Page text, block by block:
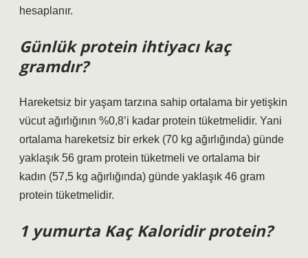
hesaplanır.
Günlük protein ihtiyacı kaç
gramdır?
Hareketsiz bir yaşam tarzına sahip ortalama bir yetişkin
vücut ağırlığının %0,8’i kadar protein tüketmelidir. Yani
ortalama hareketsiz bir erkek (70 kg ağırlığında) günde
yaklaşık 56 gram protein tüketmeli ve ortalama bir
kadın (57,5 kg ağırlığında) günde yaklaşık 46 gram
protein tüketmelidir.
1 yumurta Kaç Kaloridir protein?